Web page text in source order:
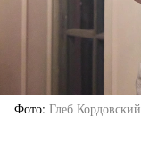
Фото Глеб Кордовский